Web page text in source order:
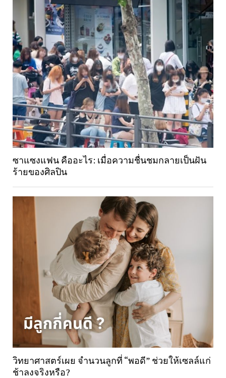
ซาแซงแฟน คืออะไร: เมื่อความชื่นชมกลายเป็นฝัน
ร้ายของศิลปิน
วิทยาศาสตร์เผย จำนวนลูกที่ “พอดี” ช่วยให้เซลล์แก่
ช้าลงจริงหรือ?